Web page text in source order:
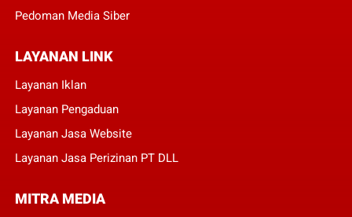
Pedoman Media Siber
LAYANAN LINK
Layanan Iklan
Layanan Pengaduan
Layanan Jasa Website
Layanan Jasa Perizinan PT DLL
MITRA MEDIA